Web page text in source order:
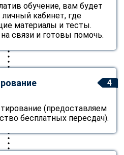
обучение, вам будет
кабинет, где
материалы и тесты.
связи и готовы помочь.
4
(предоставляем
бесплатных пересдач).